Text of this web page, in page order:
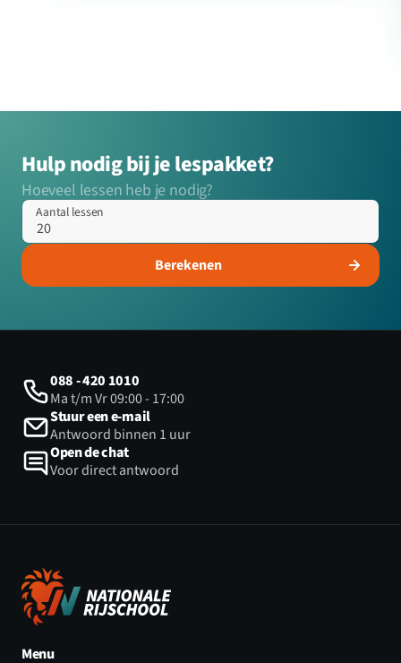
Hulp nodig bij je lespakket?
Hoeveel lessen heb je nodig?
Aantal lessen
Berekenen
088 - 420 1010
Ma t/m Vr 09:00 - 17:00
Stuur een e-mail
Antwoord binnen 1 uur
Open de chat
Voor direct antwoord
Menu